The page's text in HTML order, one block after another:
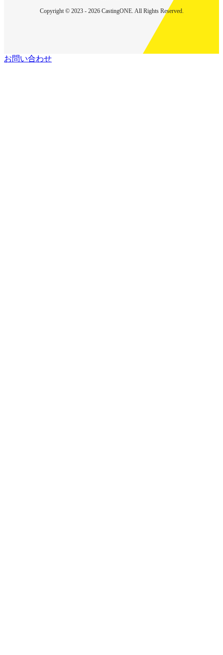
Copyright © 2023 - 2026 CastingONE. All Rights Reserved.
お問い合わせ